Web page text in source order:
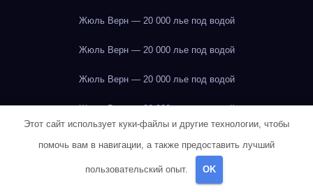
Жюль Верн — 20 000 лье под водой
Жюль Верн — 20 000 лье под водой
Жюль Верн — 20 000 лье под водой
Жюль Верн — 20 000 лье под водой
Жюль Верн — 20 000 лье под водой
Этот сайт использует куки-файлы и другие технологии, чтобы
помочь вам в навигации, а также предоставить лучший
пользовательский опыт. OK